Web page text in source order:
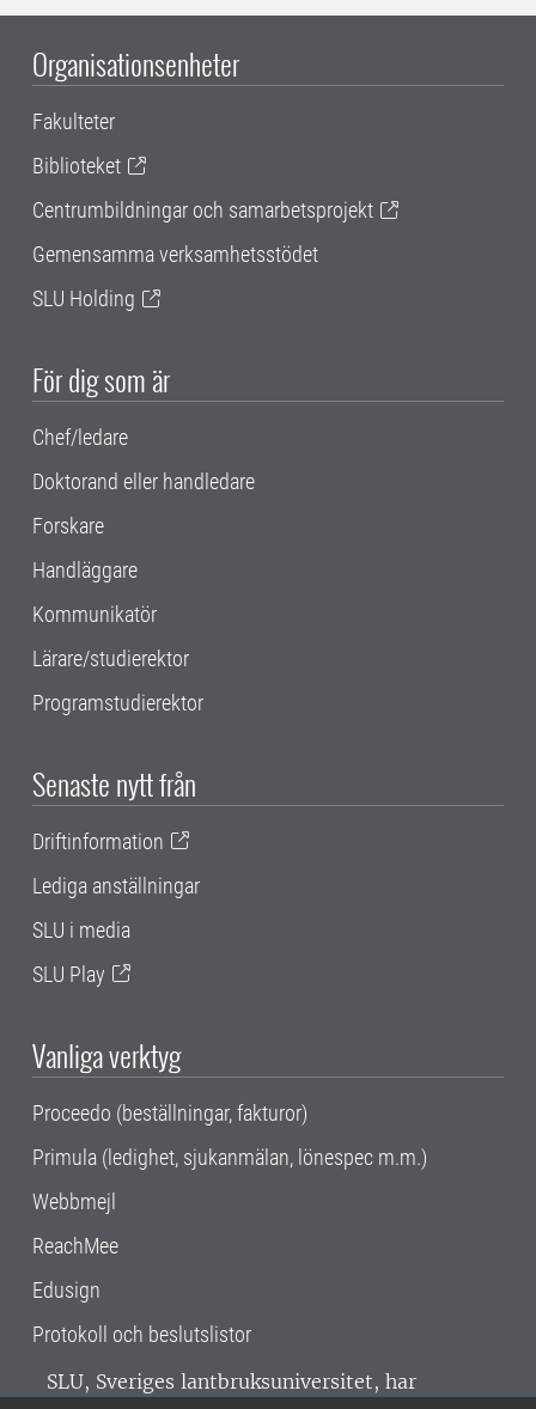
Organisationsenheter
Fakulteter
Biblioteket
Centrumbildningar och samarbetsprojekt
Gemensamma verksamhetsstödet
SLU Holding
För dig som är
Chef/ledare
Doktorand eller handledare
Forskare
Handläggare
Kommunikatör
Lärare/studierektor
Programstudierektor
Senaste nytt från
Driftinformation
Lediga anställningar
SLU i media
SLU Play
Vanliga verktyg
Proceedo (beställningar, fakturor)
Primula (ledighet, sjukanmälan, lönespec m.m.)
Webbmejl
ReachMee
Edusign
Protokoll och beslutslistor
SLU, Sveriges lantbruksuniversitet, har